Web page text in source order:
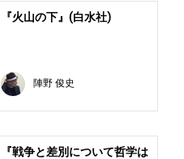
『火山の下』(白水社)
陣野 俊史
『戦争と差別について哲学は